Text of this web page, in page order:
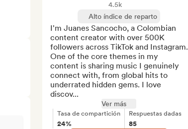
4.5k
Alto índice de reparto
I'm Juanes Sancocho, a Colombian
content creator with over 500K
followers across TikTok and Instagram.
One of the core themes in my
content is sharing music I genuinely
connect with, from global hits to
underrated hidden gems. I love
discov...
Ver más
Tasa de compartición
24%
Respuestas dadas
85